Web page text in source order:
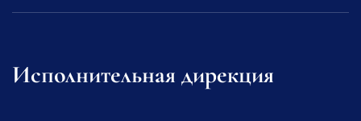
Исполнительная дирекция